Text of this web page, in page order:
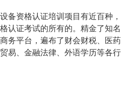
备资格认证培训项目有近百种，
认证考试的所有的。精金了知名
务平台，遍布了财会财税、医药
易、金融法律、外语学历等各行